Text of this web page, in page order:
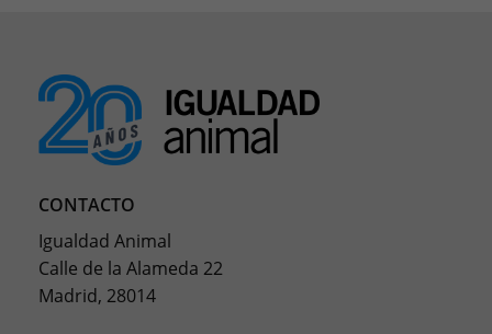
CONTACTO
Igualdad Animal
Calle de la Alameda 22
Madrid, 28014